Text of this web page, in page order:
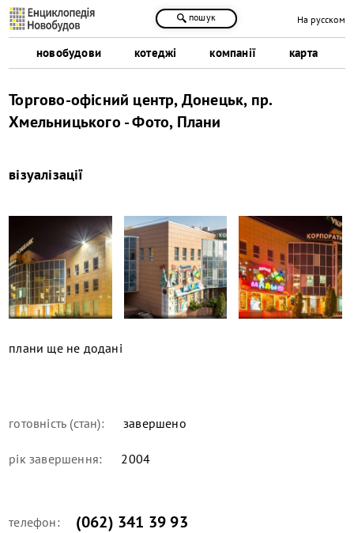
новобудови котеджі компанії карта
пошук На русском
Торгово-офісний центр, Донецьк, пр.
Хмельницького - Фото, Плани
візуалізації
плани ще не додані
готовність (стан): завершено
рік завершення: 2004
телефон: (062) 341 39 93